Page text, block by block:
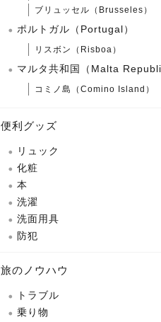
ブリュッセル（Brusseles）
ポルトガル（Portugal）
リスボン（Risboa）
マルタ共和国（Malta
コミノ島（Comino Island）
便利グッズ
リュック
化粧
本
洗濯
洗面用具
防犯
旅のノウハウ
トラブル
乗り物